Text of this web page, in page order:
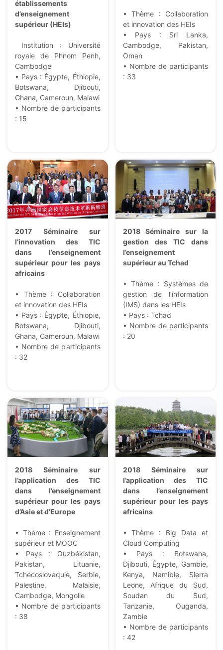
établissements
d’enseignement
supérieur (HEIs)
Institution : Université
royale de Phnom Penh,
Cambodge
• Pays : Égypte, Éthiopie,
Botswana, Djibouti,
Ghana, Cameroun, Malawi
• Nombre de participants
: 15
• Thème : Collaboration
et innovation des HEIs
• Pays : Sri Lanka,
Cambodge, Pakistan,
Oman
• Nombre de participants
: 33
2017 Séminaire sur
l’innovation des TIC
dans l’enseignement
supérieur pour les pays
africains
• Thème : Collaboration
et innovation des HEIs
• Pays : Égypte, Éthiopie,
Botswana, Djibouti,
Ghana, Cameroun, Malawi
• Nombre de participants
: 32
2018 Séminaire sur la
gestion des TIC dans
l’enseignement
supérieur au Tchad
• Thème : Systèmes de
gestion de l’information
(IMS) dans les HEIs
• Pays : Tchad
• Nombre de participants
: 20
2018 Séminaire sur
l’application des TIC
dans l’enseignement
supérieur pour les pays
d’Asie et d’Europe
• Thème : Enseignement
supérieur et MOOC
• Pays : Ouzbékistan,
Pakistan, Lituanie,
Tchécoslovaquie, Serbie,
Palestine, Malaisie,
Cambodge, Mongolie
• Nombre de participants
: 38
2018 Séminaire sur
l’application des TIC
dans l’enseignement
supérieur pour les pays
africains
• Thème : Big Data et
Cloud Computing
• Pays : Botswana,
Djibouti, Égypte, Gambie,
Kenya, Namibie, Sierra
Leone, Afrique du Sud,
Soudan du Sud,
Tanzanie, Ouganda,
Zambie
• Nombre de participants
: 42